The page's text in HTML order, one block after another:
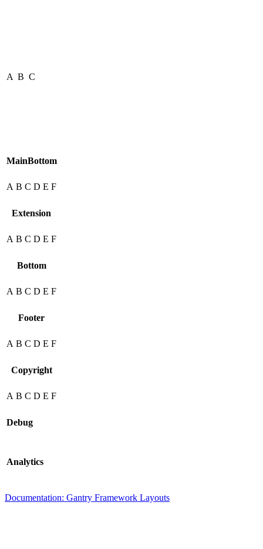
A B C
MainBottom
A B C D E F
Extension
A B C D E F
Bottom
A B C D E F
Footer
A B C D E F
Copyright
A B C D E F
Debug
Analytics
Documentation: Gantry Framework Layouts